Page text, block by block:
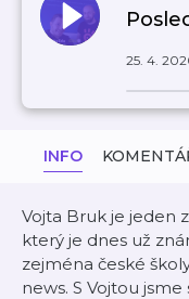
25. 4.
INFO
Vojta Bruk je jeden
který je dnes už
zejména české
news. S Vojtou